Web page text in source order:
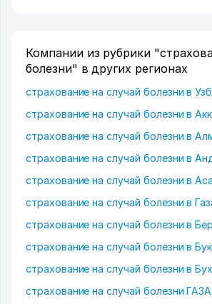
Компании из рубрики
болезни" в других регионах
страхование на случай болезни в
страхование на случай болезни в
страхование на случай болезни в
страхование на случай болезни в
страхование на случай болезни в
страхование на случай болезни в
страхование на случай болезни в
страхование на случай болезни в
страхование на случай болезни в
страхование на случай болезни